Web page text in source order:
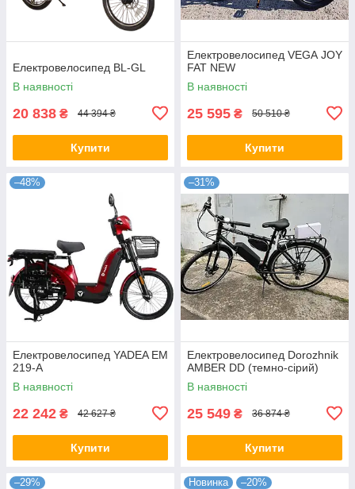
Електровелосипед BL-GL
В наявності
20 838 ₴ 44 394 ₴
Купити
Електровелосипед VEGA JOY
FAT NEW
В наявності
25 595 ₴ 50 510 ₴
Купити
–48%
Електровелосипед YADEA EM
219-A
В наявності
22 242 ₴ 42 627 ₴
Купити
–31%
Електровелосипед Dorozhnik
AMBER DD (темно-сірий)
В наявності
25 549 ₴ 36 874 ₴
Купити
–29% Новинка –20%